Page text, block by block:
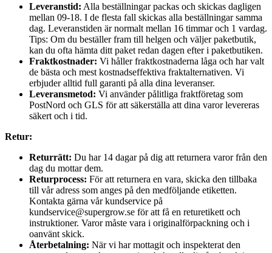
Leveranstid: Alla beställningar packas och skickas dagligen
mellan 09-18. I de flesta fall skickas alla beställningar samma
dag. Leveranstiden är normalt mellan 16 timmar och 1 vardag.
Tips: Om du beställer fram till helgen och väljer paketbutik,
kan du ofta hämta ditt paket redan dagen efter i paketbutiken.
Fraktkostnader: Vi håller fraktkostnaderna låga och har valt
de bästa och mest kostnadseffektiva fraktalternativen. Vi
erbjuder alltid full garanti på alla dina leveranser.
Leveransmetod: Vi använder pålitliga fraktföretag som
PostNord och GLS för att säkerställa att dina varor levereras
säkert och i tid.
Retur:
Returrätt: Du har 14 dagar på dig att returnera varor från den
dag du mottar dem.
Returprocess: För att returnera en vara, skicka den tillbaka
till vår adress som anges på den medföljande etiketten.
Kontakta gärna vår kundservice på
kundservice@supergrow.se för att få en returetikett och
instruktioner. Varor måste vara i originalförpackning och i
oanvänt skick.
Återbetalning: När vi har mottagit och inspekterat den